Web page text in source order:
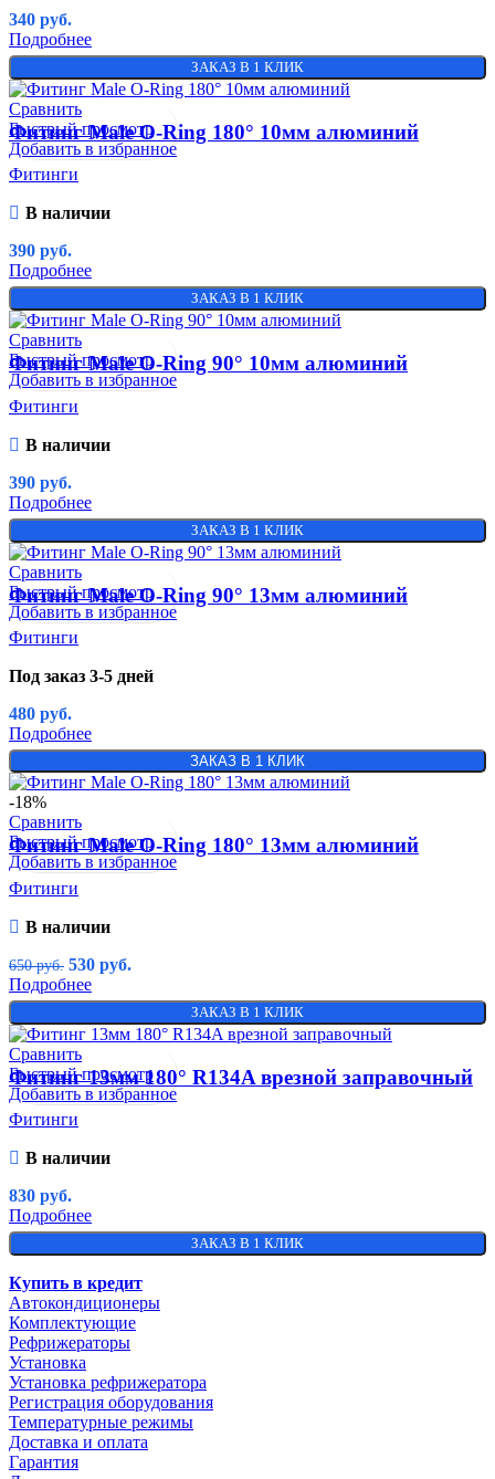
340 руб.
Подробнее
ЗАКАЗ В 1 КЛИК
Сравнить
Быстрый просмотр
Добавить в избранное
Фитинг Male O-Ring 180° 10мм алюминий
Фитинги
В наличии
390 руб.
Подробнее
ЗАКАЗ В 1 КЛИК
Сравнить
Быстрый просмотр
Добавить в избранное
Фитинг Male O-Ring 90° 10мм алюминий
Фитинги
В наличии
390 руб.
Подробнее
ЗАКАЗ В 1 КЛИК
Сравнить
Быстрый просмотр
Добавить в избранное
Фитинг Male O-Ring 90° 13мм алюминий
Фитинги
Под заказ 3-5 дней
480 руб.
Подробнее
ЗАКАЗ В 1 КЛИК
-18%
Сравнить
Быстрый просмотр
Добавить в избранное
Фитинг Male O-Ring 180° 13мм алюминий
Фитинги
В наличии
650руб. 530 руб.
Подробнее
ЗАКАЗ В 1 КЛИК
Сравнить
Быстрый просмотр
Добавить в избранное
Фитинг 13мм 180° R134A врезной заправочный
Фитинги
В наличии
830 руб.
Подробнее
ЗАКАЗ В 1 КЛИК
Купить в кредит
Автокондиционеры
Комплектующие
Рефрижераторы
Установка
Установка рефрижератора
Регистрация оборудования
Температурные режимы
Доставка и оплата
Гарантия